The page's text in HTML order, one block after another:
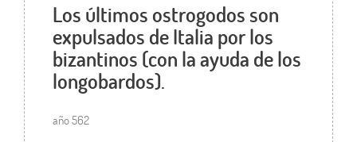
Los últimos ostrogodos son
expulsados de Italia por los
bizantinos (con la ayuda de los
longobardos).
año 562